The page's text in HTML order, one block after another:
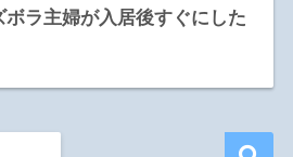
ボラ主婦が入居後すぐにした